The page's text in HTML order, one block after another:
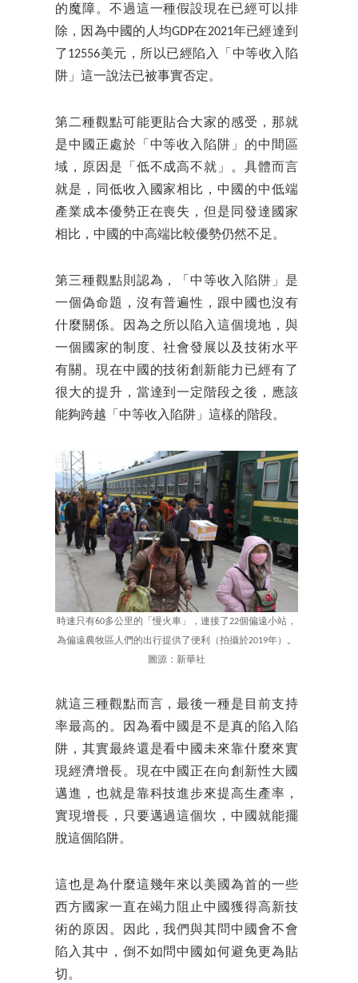
的魔障。不過這一種假設現在已經可以排
除，因為中國的人均GDP在2021年已經達到
了12556美元，所以已經陷入「中等收入陷
阱」這一說法已被事實否定。
第二種觀點可能更貼合大家的感受，那就
是中國正處於「中等收入陷阱」的中間區
域，原因是「低不成高不就」。具體而言
就是，同低收入國家相比，中國的中低端
產業成本優勢正在喪失，但是同發達國家
相比，中國的中高端比較優勢仍然不足。
第三種觀點則認為，「中等收入陷阱」是
一個偽命題，沒有普遍性，跟中國也沒有
什麼關係。因為之所以陷入這個境地，與
一個國家的制度、社會發展以及技術水平
有關。現在中國的技術創新能力已經有了
很大的提升，當達到一定階段之後，應該
能夠跨越「中等收入陷阱」這樣的階段。
時速只有60多公里的「慢火車」，連接了22個偏遠小站，
為偏遠農牧區人們的出行提供了便利（拍攝於2019年）。
圖源：新華社
就這三種觀點而言，最後一種是目前支持
率最高的。因為看中國是不是真的陷入陷
阱，其實最終還是看中國未來靠什麼來實
現經濟增長。現在中國正在向創新性大國
邁進，也就是靠科技進步來提高生產率，
實現增長，只要邁過這個坎，中國就能擺
脫這個陷阱。
這也是為什麼這幾年來以美國為首的一些
西方國家一直在竭力阻止中國獲得高新技
術的原因。因此，我們與其問中國會不會
陷入其中，倒不如問中國如何避免更為貼
切。